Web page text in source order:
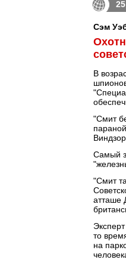
Сэм
В
"Смит
Самый
"Смит
атташе
то
на